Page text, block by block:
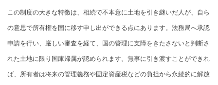
この制度の大きな特徴は、相続で不本意に土地を引き継いだ人が、自ら
の意思で所有権を国に移す申し出ができる点にあります。法務局へ承認
申請を行い、厳しい審査を経て、国の管理に支障をきたさないと判断さ
れた土地に限り国庫帰属が認められます。無事に引き渡すことができれ
ば、所有者は将来の管理義務や固定資産税などの負担から永続的に解放